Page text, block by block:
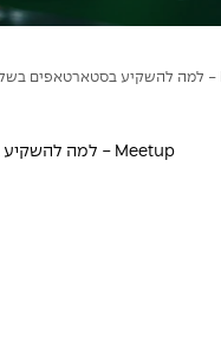
Meetup - למה להשקיע בסטארטאפים בשלבים מוקדמים בעידן ה-AI?